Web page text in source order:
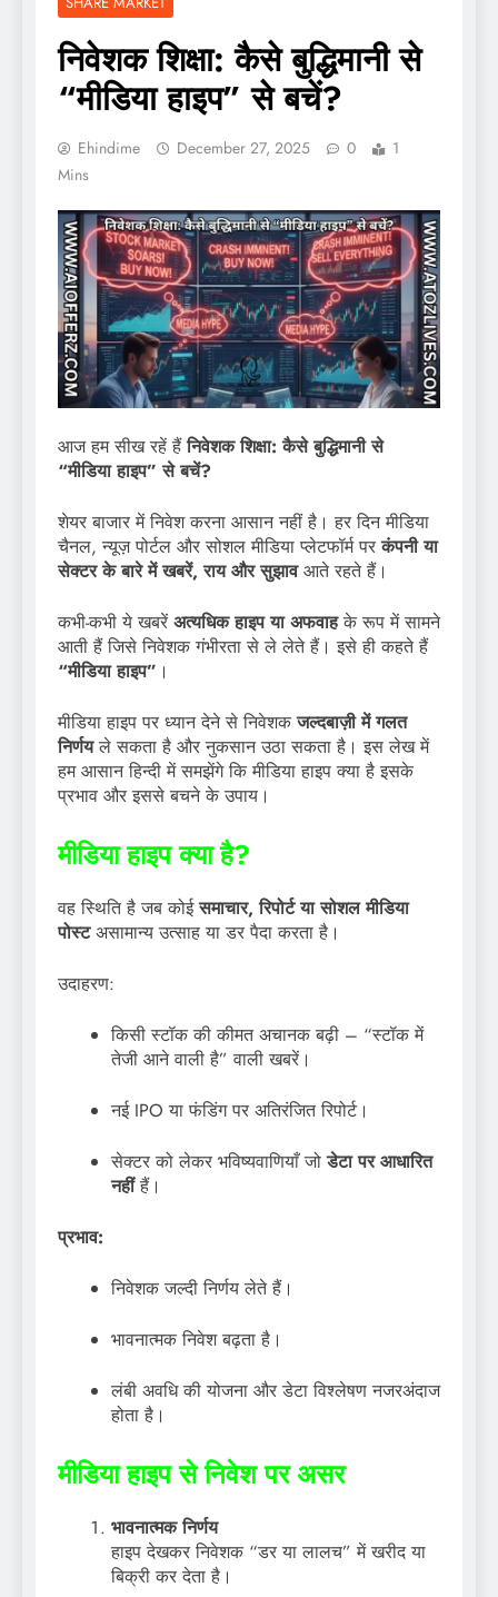
निवेशक शिक्षा: कैसे बुद्धिमानी से
“मीडिया हाइप” से बचें?
Ehindime December 27, 2025 0
1
Mins
आज हम सीख रहें हैंनिवेशक शिक्षा: कैसे बुद्धिमानी से
“मीडिया हाइप” से बचें?
शेयर बाजार में निवेश करना आसान नहीं है। हर दिन मीडिया
चैनल, न्यूज़ पोर्टल और सोशल मीडिया प्लेटफॉर्म परकंपनी या
सेक्टर के बारे में खबरें, राय और सुझावआते रहते हैं।
कभी-कभी ये खबरें अत्यधिक हाइप या अफवाहके रूप में सामने
आती हैं जिसे निवेशक गंभीरता से ले लेते हैं। इसे ही कहते हैं
“मीडिया हाइप” ।
मीडिया हाइप पर ध्यान देने से निवेशकजल्दबाज़ी में गलत
निर्णयले सकता है और नुकसान उठा सकता है। इस लेख में
हम आसान हिन्दी में समझेंगे कि मीडिया हाइप क्या है इसके
प्रभाव और इससे बचने के उपाय।
मीडिया हाइप क्या है?
वह स्थिति है जब कोईसमाचार, रिपोर्ट या सोशल मीडिया
पोस्टअसामान्य उत्साह या डर पैदा करता है।
उदाहरण:
किसी स्टॉक की कीमत अचानक बढ़ी – “स्टॉक में
तेजी आने वाली है” वाली खबरें।
नई IPO या फंडिंग पर अतिरंजित रिपोर्ट।
सेक्टर को लेकर भविष्यवाणियाँ जोडेटा पर आधारित
नहींहैं।
प्रभाव:
निवेशक जल्दी निर्णय लेते हैं।
भावनात्मक निवेश बढ़ता है।
लंबी अवधि की योजना और डेटा विश्लेषण नजरअंदाज
होता है।
मीडिया हाइप से निवेश पर असर
भावनात्मक निर्णय
हाइप देखकर निवेशक “डर या लालच” में खरीद या
बिक्री कर देता है।